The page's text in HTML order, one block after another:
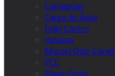
Camagüey
Ciego de Ávila
Fidel Castro
Havana
Miguel Díaz-Canel
PCC
Playa Girón